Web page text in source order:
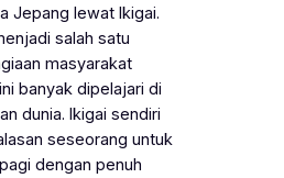
Jepang lewat Ikigai.
salah satu
masyarakat
banyak dipelajari di
dunia. Ikigai sendiri
seseorang untuk
dengan penuh